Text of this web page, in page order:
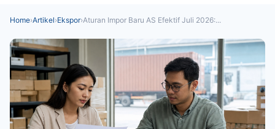
Home›Artikel›Ekspor›Aturan Impor Baru AS Efektif Juli 2026:...